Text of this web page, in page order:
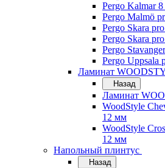
Pergo Kalmar
Pergo Malmö
Pergo Skara
Pergo Skara
Pergo
Pergo Uppsala
Ламинат
Назад
Ламинат
WoodStyle
12 мм
WoodStyle
12 мм
Напольный плинтус
Назад